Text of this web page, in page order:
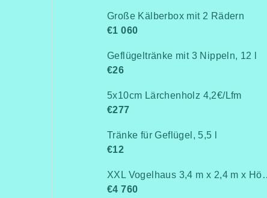
Große Kälberbox mit 2 Rädern
€1 060
Geflügeltränke mit 3 Nippeln, 12 l
€26
5x10cm Lärchenholz 4,2€/Lfm
€277
Tränke für Geflügel, 5,5 l
€12
XXL
€4 760